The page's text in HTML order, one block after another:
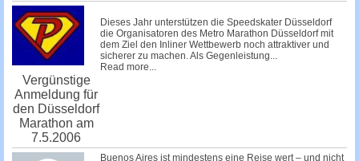
Vergünstige
Anmeldung für
den Düsseldorf
Marathon am
7.5.2006
Dieses Jahr unterstützen die Speedskater Düsseldorf
die Organisatoren des Metro Marathon Düsseldorfmit
dem Ziel den Inliner Wettbewerb noch attraktiver und
sicherer zu machen. Als Gegenleistung...
Read more...
Buenos Aires ist mindestens eine Reise wert – und nicht